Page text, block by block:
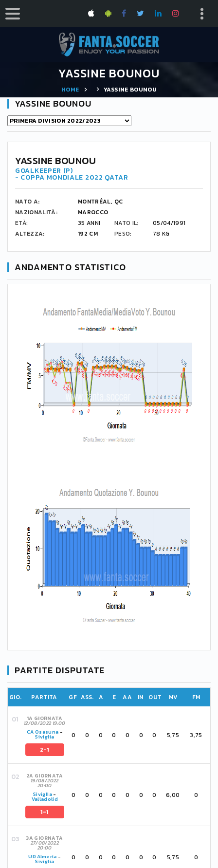
YASSINE BOUNOU
HOME YASSINE BOUNOU
YASSINE BOUNOU
1
YASSINE BOUNOU
GOALKEEPER (P)
- COPPA MONDIALE 2022 QATAR
NATO A:
MONTRÉAL, QC
NAZIONALITÀ:
MAROCCO
ETÀ:
35 ANNI NATO IL:
05/04/1991
ALTEZZA:
192 CM PESO: 78 KG
ANDAMENTO STATISTICO
PARTITE DISPUTATE
GIO. PARTITA GF ASS. A E AA IN OUT MV FM
1A GIORNATA
12/08/2022 19:00
CA Osasuna -
Siviglia
2-1
0 0 0 0 0 0 0 5,75 3,75
2A GIORNATA
19/08/2022
20:00
Siviglia-
Valladolid
1-1
0 0 0 0 0 0 0 6,00 0
3A GIORNATA
27/08/2022
20:00
UD Almería -
Siviglia 0 0 0 0 0 0 0 5,75 0